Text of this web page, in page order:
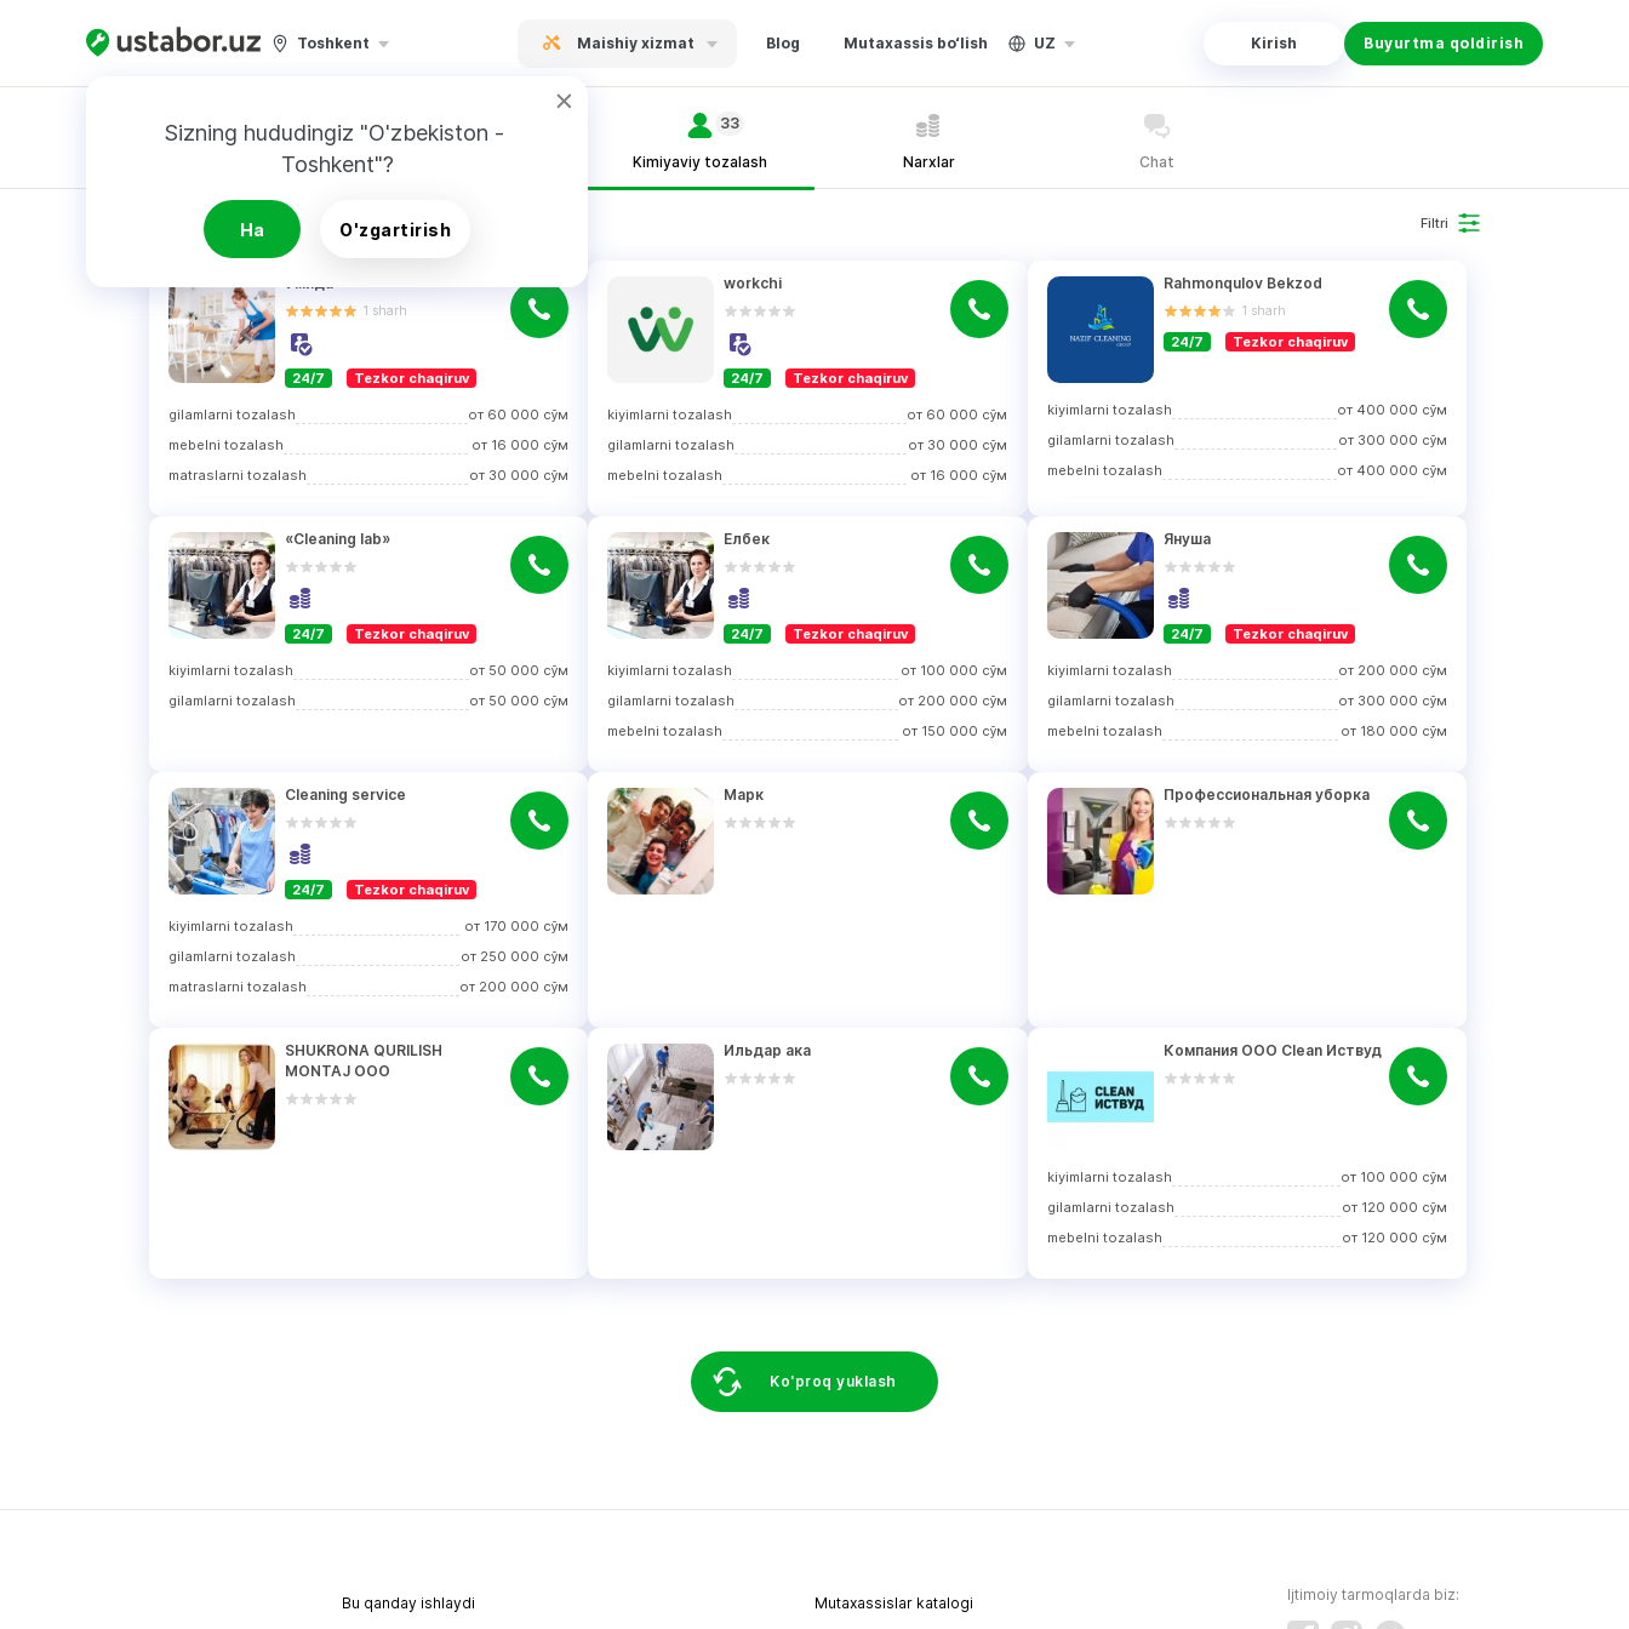
Toshkent Maishiy xizmat Blog Mutaxassis bo‘lish UZ Kirish Buyurtma qoldirish
Sizning hududingiz "O'zbekiston -
Toshkent"?
Ha O'zgartirish
Kimiyaviy tozalash
33
Narxlar Chat
QIDIRUV NATIJALARI Filtri
Умида
1 sharh
24/7 Tezkor chaqiruv
gilamlarni tozalash от 60 000 сўм
mebelni tozalash
от 16 000 сўм
matraslarni tozalash
от 30 000 сўм
workchi
24/7 Tezkor chaqiruv
kiyimlarni tozalash от 60 000 сўм
gilamlarni tozalash
от 30 000 сўм
mebelni tozalash
от 16 000 сўм
Rahmonqulov Bekzod
1 sharh
24/7 Tezkor chaqiruv
kiyimlarni tozalash от 400 000 сўм
gilamlarni tozalash
от 300 000 сўм
mebelni tozalash
от 400 000 сўм
«Cleaning lab»
24/7 Tezkor chaqiruv
kiyimlarni tozalash от 50 000 сўм
gilamlarni tozalash
от 50 000 сўм
Елбек
24/7 Tezkor chaqiruv
kiyimlarni tozalash от 100 000 сўм
gilamlarni tozalash
от 200 000 сўм
mebelni tozalash
от 150 000 сўм
Януша
24/7 Tezkor chaqiruv
kiyimlarni tozalash от 200 000 сўм
gilamlarni tozalash
от 300 000 сўм
mebelni tozalash
от 180 000 сўм
Cleaning service
24/7 Tezkor chaqiruv
kiyimlarni tozalash от 170 000 сўм
gilamlarni tozalash
от 250 000 сўм
matraslarni tozalash
от 200 000 сўм
Марк Профессиональная уборка
SHUKRONA QURILISH
MONTAJ ООО
Ильдар ака Компания ООО Clean Иствуд
kiyimlarni tozalash от 100 000 сўм
gilamlarni tozalash
от 120 000 сўм
mebelni tozalash
от 120 000 сўм
Ko'proq yuklash
Bu qanday ishlaydi
Mutaxassislar katalogi
Ijtimoiy tarmoqlarda biz: